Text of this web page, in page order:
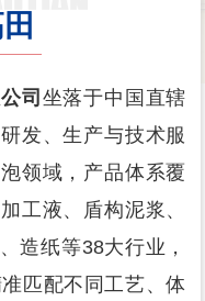
司 坐落于中国直辖
发、生产与技术服
领域，产品体系覆
工液、盾构泥浆、
造纸等38大行业，
匹配不同工艺、体